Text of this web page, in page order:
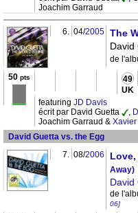
Joachim Garraud
6. 04/2005 The
David
de
50 pts 49
UK
featuring JD Davis
écrit par David Guetta
,
Joachim Garraud &
David Guetta vs. the Egg
7. 08/2006 Love,
Away)
David
de
06]